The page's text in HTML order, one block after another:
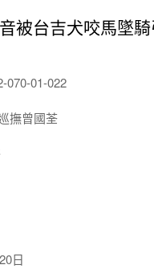
被台吉犬咬馬墜
070-01-022
撫曾國荃
日